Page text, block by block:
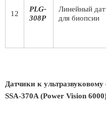
12
PLG-
308P
Линейный
для биопсии
Датчики к ультразвуковому
SSA-370A (Power Vision